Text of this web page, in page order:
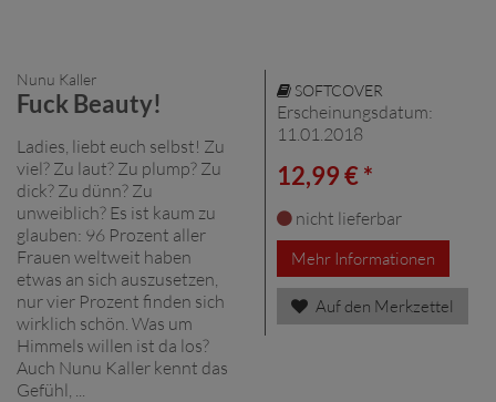
Nunu Kaller
Fuck Beauty!
Ladies, liebt euch selbst! Zu
viel? Zu laut? Zu plump? Zu
dick? Zu dünn? Zu
unweiblich? Es ist kaum zu
glauben: 96 Prozent aller
Frauen weltweit haben
etwas an sich auszusetzen,
nur vier Prozent finden sich
wirklich schön. Was um
Himmels willen ist da los?
Auch Nunu Kaller kennt das
Gefühl, ...
SOFTCOVER
Erscheinungsdatum:
11.01.2018
12,99 € *
nicht lieferbar
Mehr Informationen
Auf den Merkzettel